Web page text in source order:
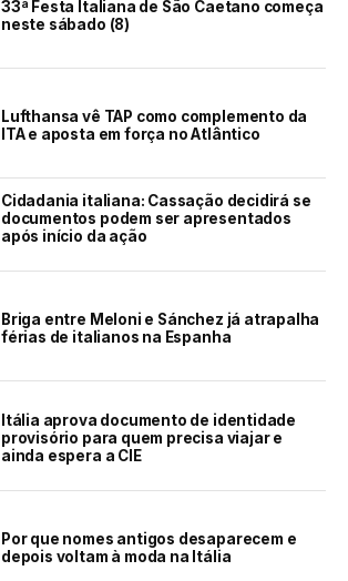
33ª Festa Italiana de São Caetano começa
neste sábado (8)
Lufthansa vê TAP como complemento da
ITA e aposta em força no Atlântico
Cidadania italiana: Cassação decidirá se
documentos podem ser apresentados
após início da ação
Briga entre Meloni e Sánchez já atrapalha
férias de italianos na Espanha
Itália aprova documento de identidade
provisório para quem precisa viajar e
ainda espera a CIE
Por que nomes antigos desaparecem e
depois voltam à moda na Itália